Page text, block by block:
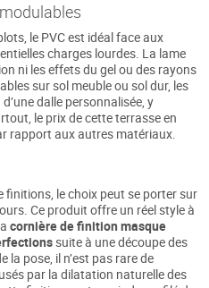
le PVC est idéal face aux
charges lourdes. La lame
ni les effets du gel ou des rayons
sur sol meuble ou sol dur, les
dalle personnalisée, y
le prix de cette terrasse en
rapport aux autres matériaux.
finitions, le choix peut se porter sur
Ce produit offre un réel style à
cornière de finition masque
suite à une découpe des
la pose, il n’est pas rare de
par la dilatation naturelle des